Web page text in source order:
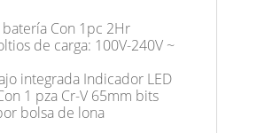
Con 1pc 2Hr
de carga: 100V-240V ~
integrada Indicador LED
1 pza Cr-V 65mm bits
bolsa de lona